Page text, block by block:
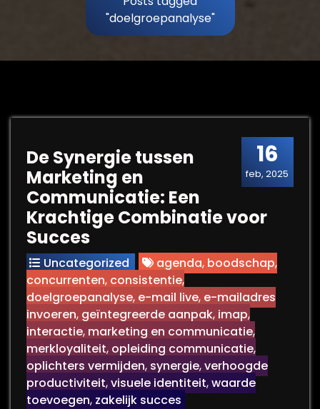
"doelgroepanalyse"
16
feb, 2025
De Synergie tussen
Marketing en
Communicatie: Een
Krachtige Combinatie voor
Succes
Uncategorized agenda, boodschap,
concurrenten, consistentie,
doelgroepanalyse, e-mail live, e-mailadres
invoeren, geïntegreerde aanpak, imap,
interactie, marketing en communicatie,
merkloyaliteit, opleiding communicatie,
oplichters vermijden, synergie,verhoogde
productiviteit,visuele identiteit,waarde
toevoegen, zakelijk succes